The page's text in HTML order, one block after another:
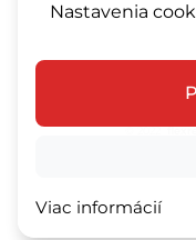
© 2022
Nastavenia
Viac informácií